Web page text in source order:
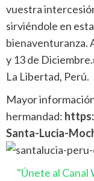
vuestra
sirviéndole en
bienaventuranza.
y 13 de
La Libertad, Perú.
Mayor
hermandad:
Santa-Lucia-
"Únete al Canal